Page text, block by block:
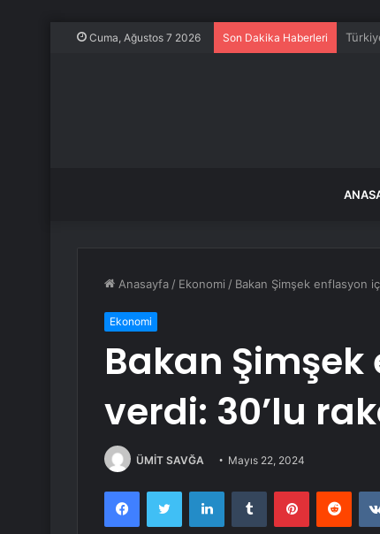
Cuma, Ağustos 7 2026 Son Dakika Haberleri
Anasayfa / Ekonomi / Bakan Şimşek enflasyon
Ekonomi
Bakan
verdi: 30’lu
ÜMİT SAVĞA Mayıs 22, 2024
FacebookTwitter LinkedInTumblr Pinterest